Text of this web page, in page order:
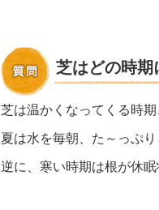
芝はどの時期
芝は温かくなってくる時期
夏は水を毎朝、た～っぷ
逆に、寒い時期は根が休